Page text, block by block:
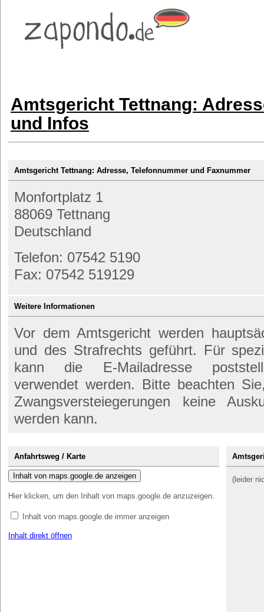
Amtsgericht Tettnang:
und Infos
Amtsgericht Tettnang: Adresse, Telefonnummer und Faxnummer
Monfortplatz 1
88069 Tettnang
Deutschland
Telefon: 07542 5190
Fax: 07542 519129
Weitere Informationen
Vor dem Amtsgericht werden
und des Strafrechts geführt. Für
kann die E-Mailadresse
verwendet werden. Bitte beachten
Zwangsversteiegerungen keine
werden kann.
Anfahrtsweg / Karte
Inhalt von maps.google.de anzeigen
Hier klicken, um den Inhalt von maps.google.de anzuzeigen.
Inhalt von maps.google.de immer anzeigen
Inhalt direkt öffnen
(leider